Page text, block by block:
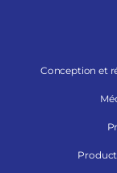
Conception et